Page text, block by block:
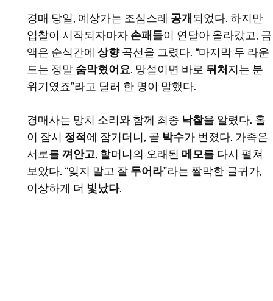
경매 당일, 예상가는 조심스레 공개 되었다. 하지만
입찰이 시작되자마자 손패들이 연달아 올라갔고, 금
액은 순식간에 상향곡선을 그렸다. “마지막 두 라운
드는 정말 숨막혔어요. 망설이면 바로 뒤처 지는 분
위기였죠”라고 딜러 한 명이 말했다.
경매사는 망치 소리와 함께 최종 낙찰을 알렸다. 홀
이 잠시 정적 에 잠기더니, 곧 박수가 번졌다. 가족은
서로를 껴안고, 할머니의 오래된 메모를 다시 펼쳐
보았다. “잊지 말고 잘 두어라”라는 짤막한 글귀가,
이상하게 더 빛났다.